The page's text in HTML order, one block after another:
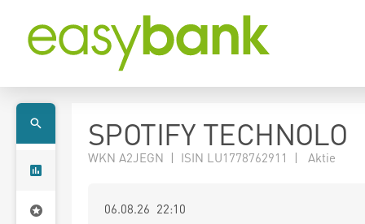
SPOTIFY TECHNOLO
WKN A2JEGN | ISIN LU1778762911 | Aktie
06.08.26 22:10